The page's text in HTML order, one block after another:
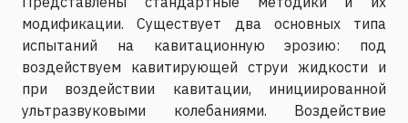
модификации. Существует два основных типа
испытаний на кавитационную эрозию: под
воздействуем кавитирующей струи жидкости и
при воздействии кавитации, инициированной
ультразвуковыми колебаниями. Воздействие